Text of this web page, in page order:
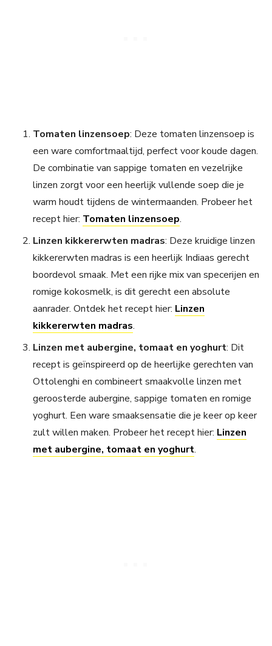
Tomaten linzensoep: Deze tomaten linzensoep is
een ware comfortmaaltijd, perfect voor koude dagen.
De combinatie van sappige tomaten en vezelrijke
linzen zorgt voor een heerlijk vullende soep die je
warm houdt tijdens de wintermaanden. Probeer het
recept hier: Tomaten linzensoep.
Linzen kikkererwten madras: Deze kruidige linzen
kikkererwten madras is een heerlijk Indiaas gerecht
boordevol smaak. Met een rijke mix van specerijen en
romige kokosmelk, is dit gerecht een absolute
aanrader. Ontdek het recept hier: Linzen
kikkererwten madras.
Linzen met aubergine, tomaat en yoghurt: Dit
recept is geïnspireerd op de heerlijke gerechten van
Ottolenghi en combineert smaakvolle linzen met
geroosterde aubergine, sappige tomaten en romige
yoghurt. Een ware smaaksensatie die je keer op keer
zult willen maken. Probeer het recept hier: Linzen
met aubergine, tomaat en yoghurt.